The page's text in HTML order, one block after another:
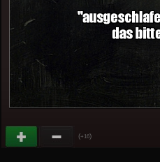
(+16)